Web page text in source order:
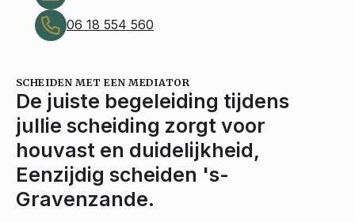
06 18 554 560
SCHEIDEN MET EEN MEDIATOR
De juiste begeleiding tijdens
jullie scheiding zorgt voor
houvast en duidelijkheid,
Eenzijdig scheiden 's-
Gravenzande.